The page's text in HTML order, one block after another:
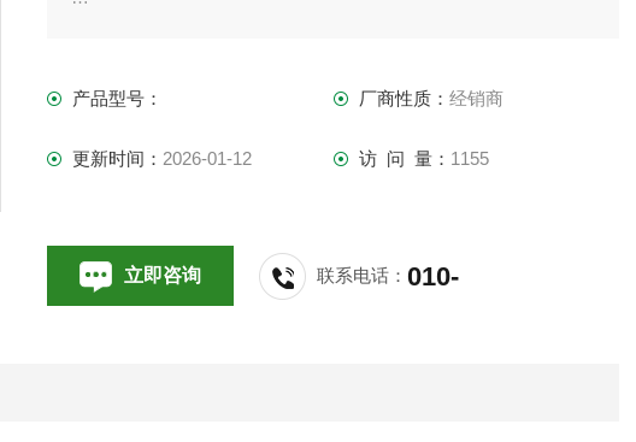
我们和我们的客户正面临着一个高度变化和复杂的市场的需求 - 高
产品型号： 厂商性质： 经销商
更新时间： 2026-01-12 访 问 量： 1155
立即咨询 联系电话：010-